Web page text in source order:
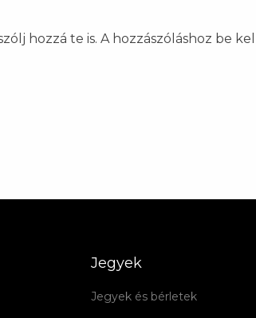
hozzá te is. A hozzászóláshoz be kell
Jegyek
Jegyek és bérletek